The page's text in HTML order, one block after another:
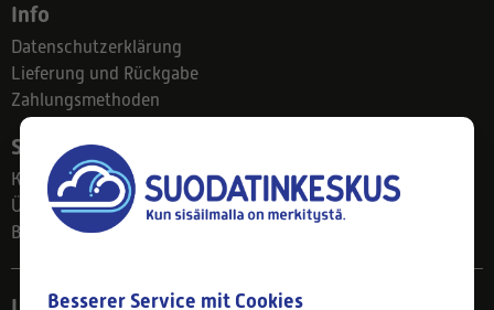
Info
Datenschutzerklärung
Lieferung und Rückgabe
Zahlungsmethoden
Suodatinkeskus
Kontakt
Über uns
Blog
Besserer Service mit Cookies